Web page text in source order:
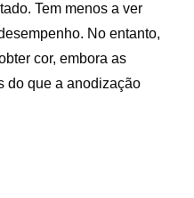
Tem menos a ver
No entanto,
cor, embora as
do que a anodização